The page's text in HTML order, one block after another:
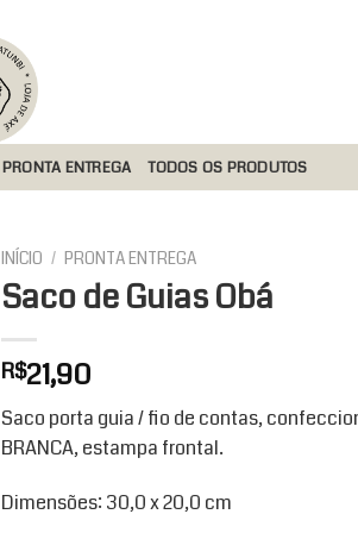
PRONTA ENTREGA TODOS OS PRODUTOS
INÍCIO / PRONTA ENTREGA
Saco de Guias Obá
R$21,90
Saco porta guia / fio de contas,
BRANCA, estampa frontal.
Dimensões: 30,0 x 20,0 cm